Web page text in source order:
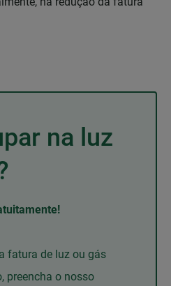
na luz
fatura de luz ou gás
preencha o nosso